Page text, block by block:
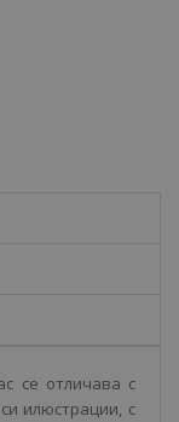
се отличава с
илюстрации, с